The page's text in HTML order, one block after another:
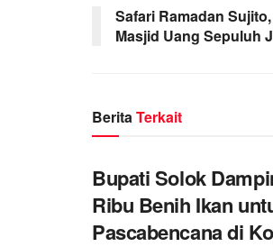
Safari Ramadan
Masjid Uang Sepuluh
BeritaTerkait
Bupati Solok
Ribu Benih Ikan
Pascabencana di